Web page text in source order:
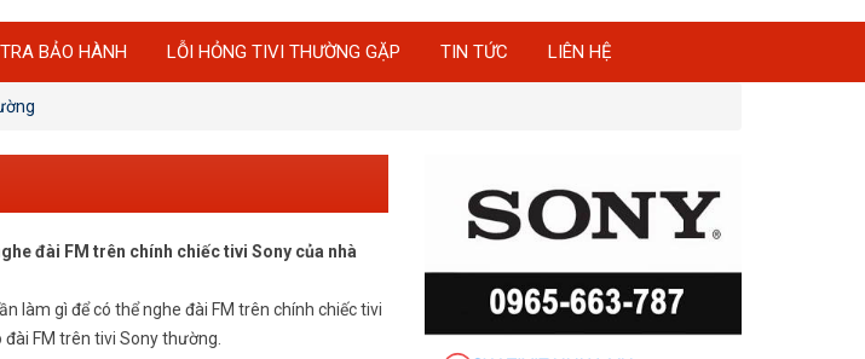
BẢO HÀNH LỖI HỎNG TIVI THƯỜNG GẶP TIN TỨC LIÊN HỆ
đài FM trên chính chiếc tivi Sony của nhà
làm gì để có thể nghe đài FM trên chính chiếc tivi
FM trên tivi Sony thường.